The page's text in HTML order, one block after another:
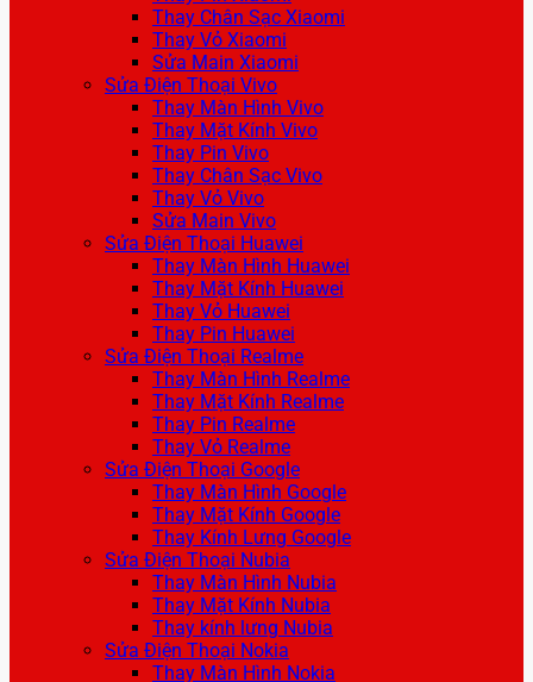
Thay Chân Sạc Xiaomi
Thay Vỏ Xiaomi
Sửa Main Xiaomi
Sửa Điện Thoại Vivo
Thay Màn Hình Vivo
Thay Mặt Kính Vivo
Thay Pin Vivo
Thay Chân Sạc Vivo
Thay Vỏ Vivo
Sửa Main Vivo
Sửa Điện Thoại Huawei
Thay Màn Hình Huawei
Thay Mặt Kính Huawei
Thay Vỏ Huawei
Thay Pin Huawei
Sửa Điện Thoại Realme
Thay Màn Hình Realme
Thay Mặt Kính Realme
Thay Pin Realme
Thay Vỏ Realme
Sửa Điện Thoại Google
Thay Màn Hình Google
Thay Mặt Kính Google
Thay Kính Lưng Google
Sửa Điện Thoại Nubia
Thay Màn Hình Nubia
Thay Mặt Kính Nubia
Thay kính lưng Nubia
Sửa Điện Thoại Nokia
Thay Màn Hình Nokia